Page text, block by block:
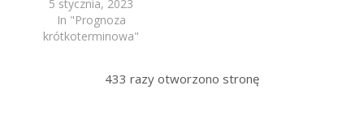
5 stycznia, 2023
In "Prognoza
krótkoterminowa"
433 razy otworzono stronę